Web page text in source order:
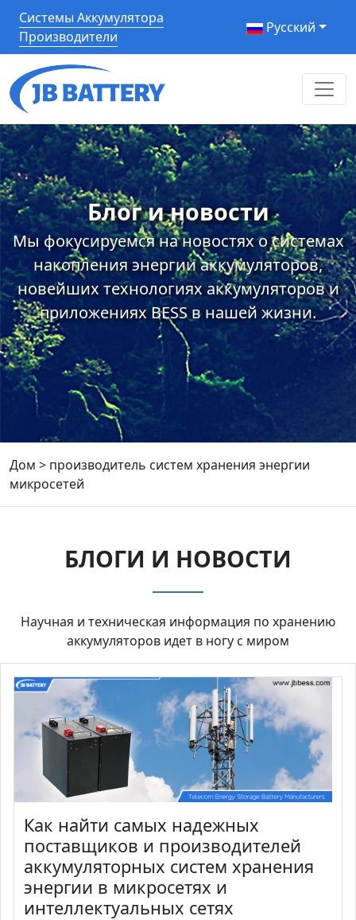
Системы Аккумулятора
Производители
Pусский
Блог и новости
Мы фокусируемся на новостях о системах
накопления энергии аккумуляторов,
новейших технологиях аккумуляторов и
приложениях BESS в нашей жизни.
Дом > производитель систем хранения энергии
микросетей
БЛОГИ И НОВОСТИ
Научная и техническая информация по хранению
аккумуляторов идет в ногу с миром
Как найти самых надежных
поставщиков и производителей
аккумуляторных систем хранения
энергии в микросетях и
интеллектуальных сетях